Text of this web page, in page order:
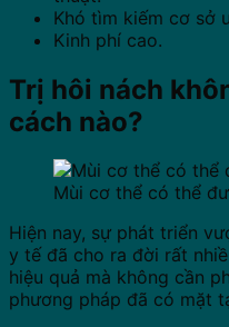
Khó tìm kiếm cơ sở
Kinh phí cao.
Trị hôi nách
cách nào?
Mùi cơ thể có thể
Hiện nay, sự phát triển
y tế đã cho ra đời rất
hiệu quả mà không cần
phương pháp đã có mặt